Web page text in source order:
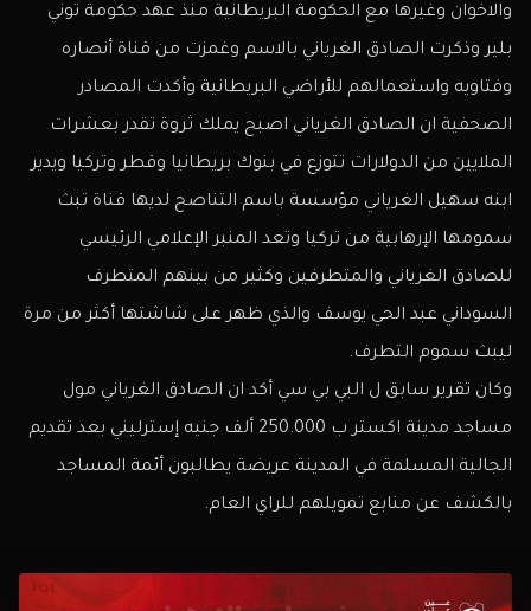
والاخوان وغيرها مع الحكومة البريطانية منذ عهد حكومة توني
بلير وذكرت الصادق الغرياني بالاسم وغمزت من قناة أنصاره
وفتاويه واستعمالهم للأراضي البريطانية وأكدت المصادر
الصحفية ان الصادق الغرياني اصبح يملك ثروة تقدر بعشرات
الملايين من الدولارات تتوزع في بنوك بريطانيا وقطر وتركيا ويدير
ابنه سهيل الغرياني مؤسسة باسم التناصح لديها قناة تبث
سمومها الإرهابية من تركيا وتعد المنبر الإعلامي الرئيسي
للصادق الغرياني والمتطرفين وكثير من بينهم المتطرف
السوداني عبد الحي يوسف والذي ظهر على شاشتها أكثر من مرة
ليبث سموم التطرف.
وكان تقرير سابق ل البي بي سي أكد ان الصادق الغرياني مول
مساجد مدينة اكستر ب 250.000 ألف جنيه إسترليني بعد تقديم
الجالية المسلمة في المدينة عريضة يطالبون أئمة المساجد
بالكشف عن منابع تمويلهم للراي العام.